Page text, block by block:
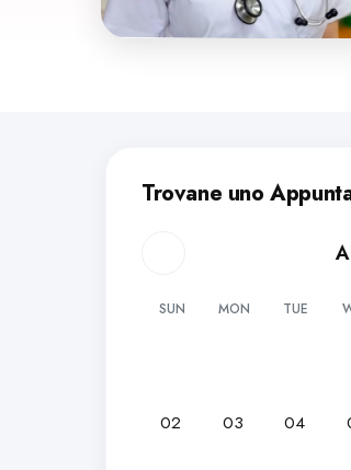
Trovane uno
SUN MON TUE
02 03 04